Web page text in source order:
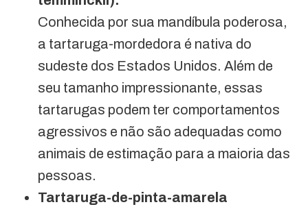
Conhecida por sua mandíbula poderosa,
a tartaruga-mordedora é nativa do
sudeste dos Estados Unidos. Além de
seu tamanho impressionante, essas
tartarugas podem ter comportamentos
agressivos e não são adequadas como
animais de estimação para a maioria das
pessoas.
Tartaruga-de-pinta-amarela